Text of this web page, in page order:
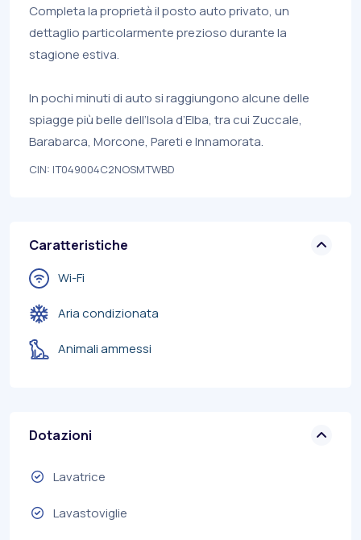
Completa la proprietà il posto auto privato, un
dettaglio particolarmente prezioso durante la
stagione estiva.
In pochi minuti di auto si raggiungono alcune delle
spiagge più belle dell’Isola d’Elba, tra cui Zuccale,
Barabarca, Morcone, Pareti e Innamorata.
CIN: IT049004C2NOSMTWBD
Caratteristiche
Wi-Fi
Aria condizionata
Animali ammessi
Dotazioni
Lavatrice
Lavastoviglie